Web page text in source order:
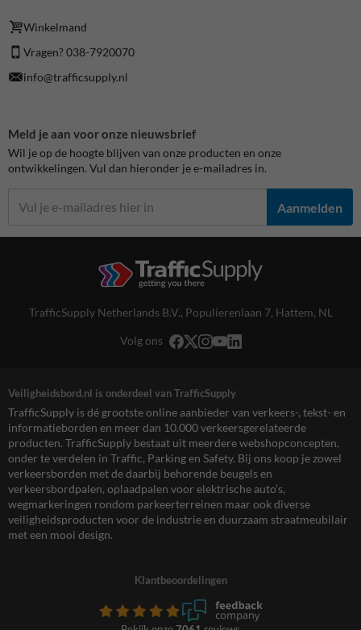
Winkelmand
Vragen? 038-7920070
info@trafficsupply.nl
Meld je aan voor onze nieuwsbrief
Wil je op de hoogte blijven van onze producten en onze
ontwikkelingen. Vul dan hieronder je e-mailadres in.
Aanmelden
TrafficSupply Netherlands B.V., Populierenlaan 7, Hattem, NL
Volg ons
Veiligheidsbord.nl is onderdeel van TrafficSupply
TrafficSupply is dé grootste online aanbieder van verkeers-, tekst- en
informatieborden en meer dan 10.000 verkeersgerelateerde
producten. TrafficSupply bestaat uit meerdere webshopconcepten,
onder te verdelen in Traffic, Parking en Safety. Bij ons koop je zowel
verkeersborden met de daarbij behorende beugels en
verkeersbordpalen, oplaadpalen voor elektrische auto’s,
wegmarkeringen rondom parkeerterreinen maar ook diverse
veiligheidsproducten voor de industrie en duurzaam straatmeubilair
met een mooi design.
Klantbeoordelingen